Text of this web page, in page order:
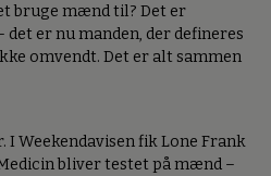
bruge mænd til? Det er
er nu manden, der defineres
omvendt. Det er alt sammen
I Weekendavisen fik Lone Frank
bliver testet på mænd –